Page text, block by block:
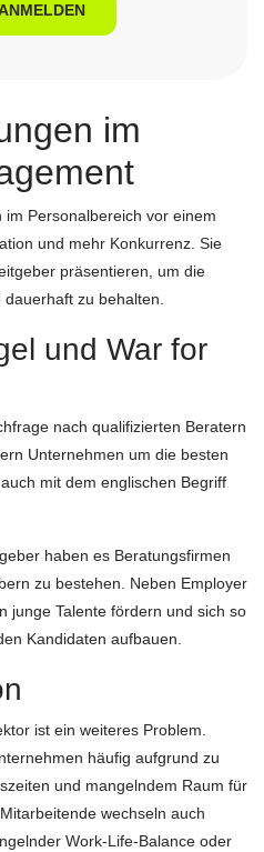
im
Personalbereich vor einem
und mehr Konkurrenz. Sie
präsentieren, um die
zu behalten.
und War for
nach qualifizierten Beratern
Unternehmen um die besten
mit dem englischen Begriff
haben es Beratungsfirmen
zu bestehen. Neben Employer
junge Talente fördern und sich so
Kandidaten aufbauen.
ist ein weiteres Problem.
häufig aufgrund zu
und mangelndem Raum für
wechseln auch
Work-Life-Balance oder